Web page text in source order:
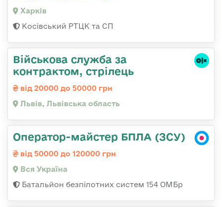
Харків
Косівський РТЦК та СП
Військова служба за
контрактом, стрілець
від 20000 до 50000 грн
Львів, Львівська область
Оператор-майстер БПЛА (ЗСУ)
від 50000 до 120000 грн
Вся Україна
Батальйон безпілотних систем 154 ОМБр